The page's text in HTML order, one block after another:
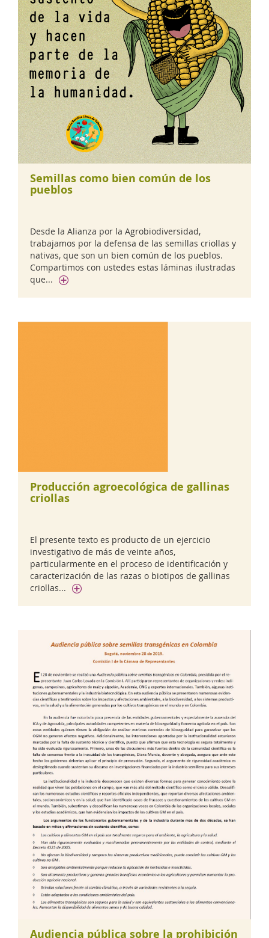
Semillas como bien común de los
pueblos
Desde la Alianza por la Agrobiodiversidad,
trabajamos por la defensa de las semillas criollas y
nativas, que son un bien común de los pueblos.
Compartimos con ustedes estas láminas ilustradas
que...
Producción agroecológica de gallinas
criollas
El presente texto es producto de un ejercicio
investigativo de más de veinte años,
particularmente en el proceso de identificación y
caracterización de las razas o biotipos de gallinas
criollas...
Audiencia pública sobre la prohibición